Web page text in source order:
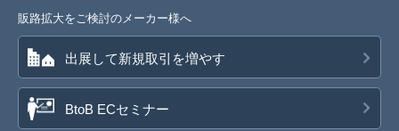
販路拡大をご検討のメーカー様へ
出展して新規取引を増やす
BtoB ECセミナー